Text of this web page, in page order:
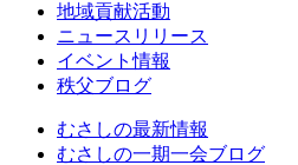
地域貢献活動
ニュースリリース
イベント情報
秩父ブログ
むさしの最新情報
むさしの一期一会ブログ